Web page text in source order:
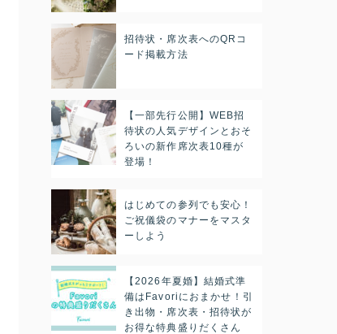
招待状・席次表へのQRコ
ード掲載方法
【一部先行公開】WEB招
待状の人気デザインとおそ
ろいの新作席次表10種が
登場！
はじめての参列でも安心！
ご祝儀袋のマナーをマスタ
ーしよう
【2026年夏婚】結婚式準
備はFavoriにおまかせ！引
き出物・席次表・招待状が
お得な特典盛りだくさん